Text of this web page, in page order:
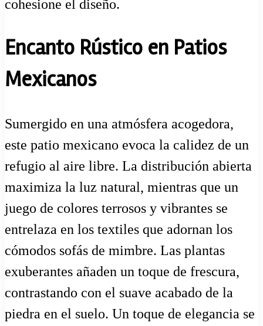
cohesione el diseño.
Encanto Rústico en Patios
Mexicanos
Sumergido en una atmósfera acogedora,
este patio mexicano evoca la calidez de un
refugio al aire libre. La distribución abierta
maximiza la luz natural, mientras que un
juego de colores terrosos y vibrantes se
entrelaza en los textiles que adornan los
cómodos sofás de mimbre. Las plantas
exuberantes añaden un toque de frescura,
contrastando con el suave acabado de la
piedra en el suelo. Un toque de elegancia se